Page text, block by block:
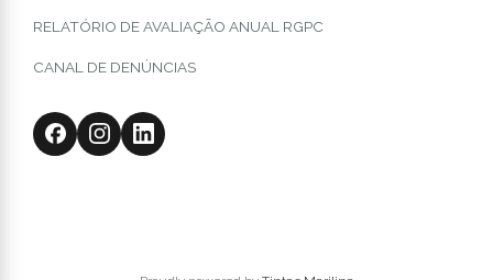
RELATÓRIO DE AVALIAÇÃO ANUAL RGPC
CANAL DE DENÚNCIAS